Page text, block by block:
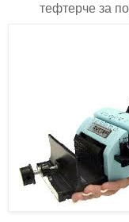
тефтерче за